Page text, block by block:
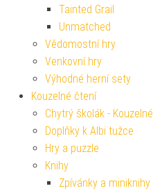
Tainted Grail
Unmatched
Vědomostní hry
Venkovní hry
Výhodné herní sety
Kouzelné čtení
Chytrý školák -
Doplňky k Albi tužce
Hry a puzzle
Knihy
Zpívánky a miniknihy